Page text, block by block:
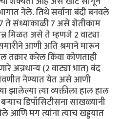
नेले. तिथे सर्वाना बंदी बनवले
ते संध्याकाळी 7 असे शेतीकाम
मिळत असे ते म्हणजे 2 वाट्या
आणी अति श्रमाने मारून
तक्रार करेल किंवा कोणताही
अन्नधान्य (2 वाट्या भात) बंद
नेण्यात येत असे आणी
झालेल्या त्या व्यक्तीला हाल हाल
डिपॉसिटीसना साखळ्यानी
आणि मग त्यांना त्याच खड्ड्यात